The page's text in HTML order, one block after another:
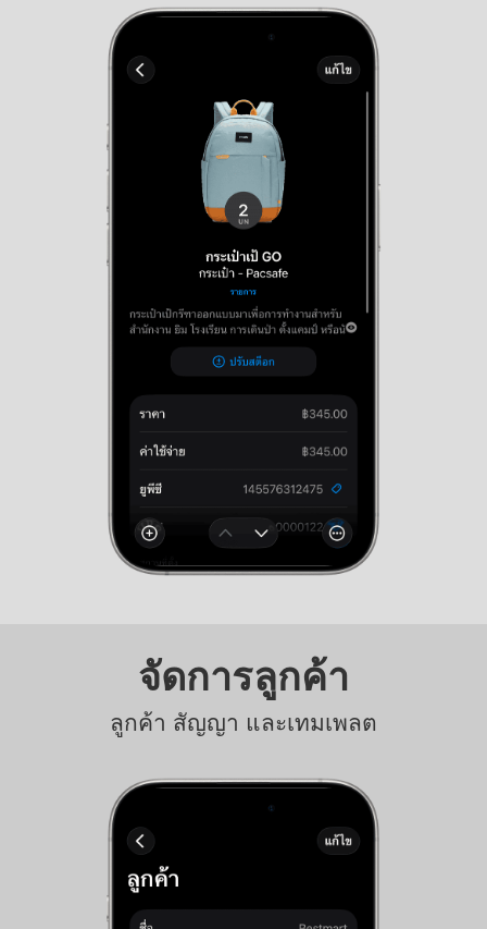
จัดการลูกค้า
ลูกค้า สัญญา และเทมเพลต